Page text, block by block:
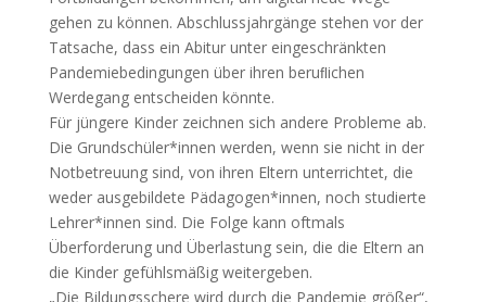
gehen zu können. Abschlussjahrgänge stehen vor der
Tatsache, dass ein Abitur unter eingeschränkten
Pandemiebedingungen über ihren beruﬂichen
Werdegang entscheiden könnte.
Für jüngere Kinder zeichnen sich andere Probleme ab.
Die Grundschüler*innen werden, wenn sie nicht in der
Notbetreuung sind, von ihren Eltern unterrichtet, die
weder ausgebildete Pädagogen*innen, noch studierte
Lehrer*innen sind. Die Folge kann oftmals
Überforderung und Überlastung sein, die die Eltern an
die Kinder gefühlsmäßig weitergeben.
„Die Bildungsschere wird durch die Pandemie größer“,